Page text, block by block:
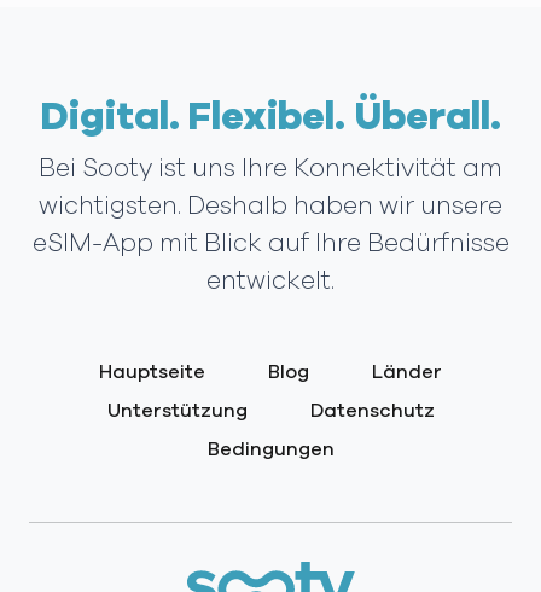
Digital. Flexibel. Überall.
Bei Sooty ist uns Ihre Konnektivität am
wichtigsten. Deshalb haben wir unsere
eSIM-App mit Blick auf Ihre Bedürfnisse
entwickelt.
Hauptseite Blog
Länder
Unterstützung
Datenschutz
Bedingungen